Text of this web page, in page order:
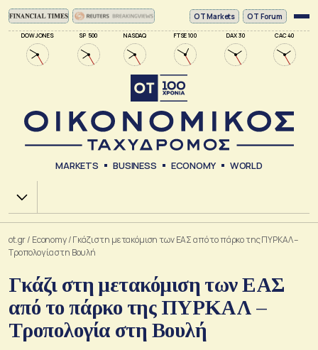
DOW JONES SP 500 NASDAQ FTSE 100 DAX 30 CAC 40
ΟΤ Markets OT Forum
MARKETS BUSINESS ECONOMY WORLD
Χ.Α.
ot.gr/ Economy/Γκάζι στη μετακόμιση των ΕΑΣ από το πάρκο της ΠΥΡΚΑΛ –
Τροπολογία στη Βουλή
Γκάζι στη μετακόμιση των ΕΑΣ
από το πάρκο της ΠΥΡΚΑΛ –
Τροπολογία στη Βουλή